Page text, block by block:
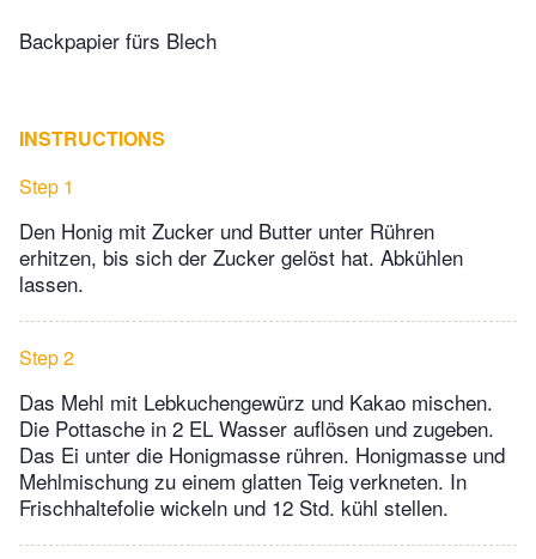
Backpapier fürs Blech
INSTRUCTIONS
Step 1
Den Honig mit Zucker und Butter unter Rühren
erhitzen, bis sich der Zucker gelöst hat. Abkühlen
lassen.
Step 2
Das Mehl mit Lebkuchengewürz und Kakao mischen.
Die Pottasche in 2 EL Wasser auflösen und zugeben.
Das Ei unter die Honigmasse rühren. Honigmasse und
Mehlmischung zu einem glatten Teig verkneten. In
Frischhaltefolie wickeln und 12 Std. kühl stellen.